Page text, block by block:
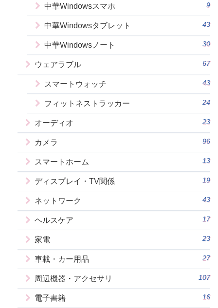
中華Windowsスマホ 9
中華Windowsタブレット 43
中華Windowsノート 30
ウェアラブル 67
スマートウォッチ 43
フィットネストラッカー 24
オーディオ 23
カメラ 96
スマートホーム 13
ディスプレイ・TV関係 19
ネットワーク 43
ヘルスケア 17
家電 23
車載・カー用品 27
周辺機器・アクセサリ 107
電子書籍 16